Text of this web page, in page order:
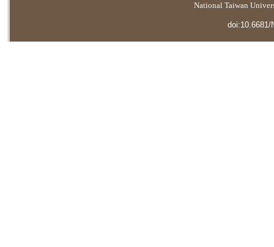
National Taiwan
doi:10.6681/